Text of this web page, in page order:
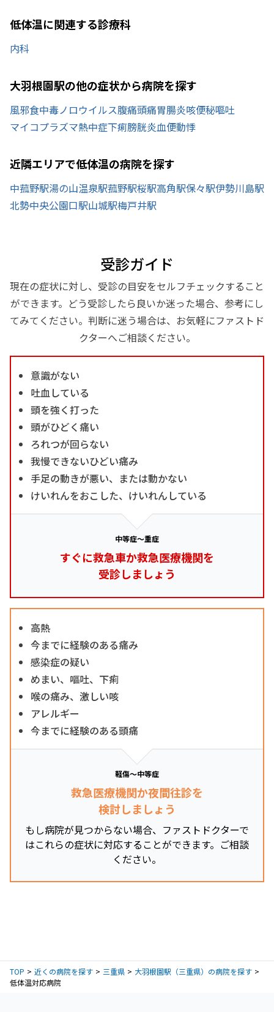
低体温に関連する診療科
内科
大羽根園駅の他の症状から病院を探す
風邪食中毒ノロウイルス腹痛頭痛胃腸炎咳便秘嘔吐
マイコプラズマ熱中症下痢膀胱炎血便動悸
近隣エリアで低体温の病院を探す
中菰野駅湯の山温泉駅菰野駅桜駅高角駅保々駅伊勢川島駅
北勢中央公園口駅山城駅梅戸井駅
受診ガイド
現在の症状に対し、受診の目安をセルフチェックすること
ができます。どう受診したら良いか迷った場合、参考にし
てみてください。判断に迷う場合は、お気軽にファストド
クターへご相談ください。
意識がない
吐血している
頭を強く打った
頭がひどく痛い
ろれつが回らない
我慢できないひどい痛み
手足の動きが悪い、または動かない
けいれんをおこした、けいれんしている
中等症～重症
すぐに救急車か救急医療機関を
受診しましょう
高熱
今までに経験のある痛み
感染症の疑い
めまい、嘔吐、下痢
喉の痛み、激しい咳
アレルギー
今までに経験のある頭痛
軽傷～中等症
救急医療機関か夜間往診を
検討しましょう
もし病院が見つからない場合、ファストドクターで
はこれらの症状に対応することができます。ご相談
ください。
TOP 近くの病院を探す 三重県
大羽根園駅（三重県）の病院を探す
低体温対応病院